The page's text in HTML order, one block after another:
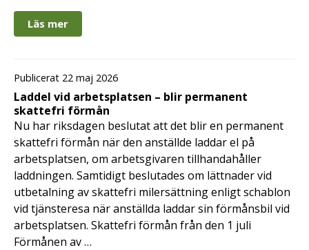
Läs mer
Publicerat 22 maj 2026
Laddel vid arbetsplatsen – blir permanent
skattefri förmån
Nu har riksdagen beslutat att det blir en permanent
skattefri förmån när den anställde laddar el på
arbetsplatsen, om arbetsgivaren tillhandahåller
laddningen. Samtidigt beslutades om lättnader vid
utbetalning av skattefri milersättning enligt schablon
vid tjänsteresa när anställda laddar sin förmånsbil vid
arbetsplatsen. Skattefri förmån från den 1 juli
Förmånen av …